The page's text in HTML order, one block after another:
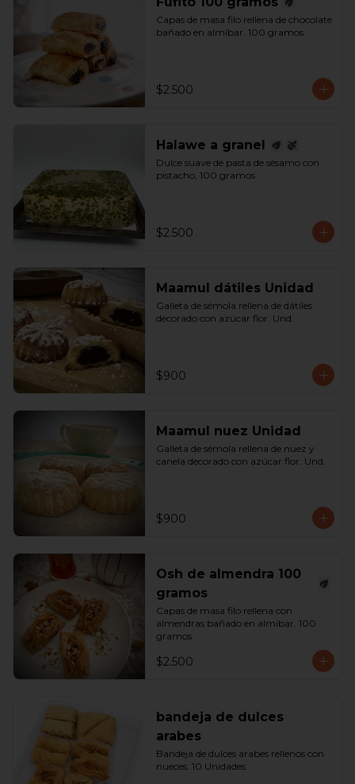
Capas de masa filo rellena de chocolate
bañado en almíbar. 100 gramos
$2.500
Halawe a granel
Dulce suave de pasta de sésamo con
pistacho, 100 gramos
$2.500
Maamul dátiles Unidad
Galleta de sémola rellena de dátiles
decorado con azúcar flor. Und.
$900
Maamul nuez Unidad
Galleta de sémola rellena de nuez y
canela decorado con azúcar flor. Und.
$900
Osh de almendra 100
gramos
Capas de masa filo rellena con
almendras bañado en almíbar. 100
gramos
$2.500
bandeja de dulces
arabes
Bandeja de dulces arabes rellenos con
nueces. 10 Unidades